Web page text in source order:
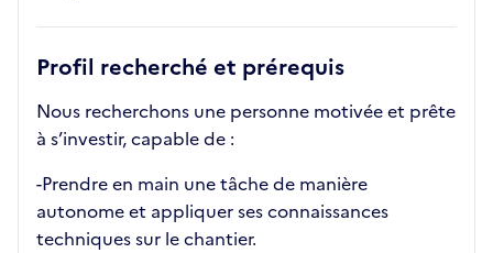
Profil recherché et prérequis
Nous recherchons une personne motivée et prête
à s’investir, capable de :
-Prendre en main une tâche de manière
autonome et appliquer ses connaissances
techniques sur le chantier.